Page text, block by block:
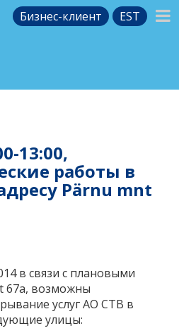
Бизнес-клиент EST
13:00,
работы в
Pärnu mnt
в связи с плановыми
67a, возможны
услуг АО СТВ в
улицы: